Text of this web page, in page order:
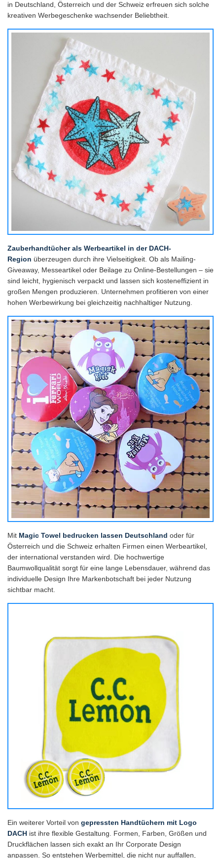
in Deutschland, Österreich und der Schweiz erfreuen sich solche
kreativen Werbegeschenke wachsender Beliebtheit.
Zauberhandtücher als Werbeartikel in der DACH-
Region überzeugen durch ihre Vielseitigkeit. Ob als Mailing-
Giveaway, Messeartikel oder Beilage zu Online-Bestellungen – sie
sind leicht, hygienisch verpackt und lassen sich kosteneffizient in
großen Mengen produzieren. Unternehmen profitieren von einer
hohen Werbewirkung bei gleichzeitig nachhaltiger Nutzung.
Mit Magic Towel bedrucken lassen Deutschland oder für
Österreich und die Schweiz erhalten Firmen einen Werbeartikel,
der international verstanden wird. Die hochwertige
Baumwollqualität sorgt für eine lange Lebensdauer, während das
individuelle Design Ihre Markenbotschaft bei jeder Nutzung
sichtbar macht.
Ein weiterer Vorteil von gepressten Handtüchern mit Logo
DACH ist ihre flexible Gestaltung. Formen, Farben, Größen und
Druckflächen lassen sich exakt an Ihr Corporate Design
anpassen. So entstehen Werbemittel, die nicht nur auffallen,